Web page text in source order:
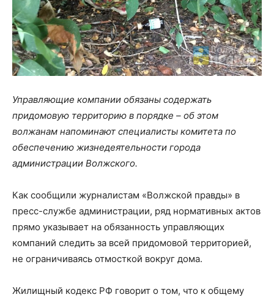
Управляющие компании обязаны содержать
придомовую территорию в порядке – об этом
волжанам напоминают специалисты комитета по
обеспечению жизнедеятельности города
администрации Волжского.
Как сообщили журналистам «Волжской правды» в
пресс-службе администрации, ряд нормативных актов
прямо указывает на обязанность управляющих
компаний следить за всей придомовой территорией,
не ограничиваясь отмосткой вокруг дома.
Жилищный кодекс РФ говорит о том, что к общему